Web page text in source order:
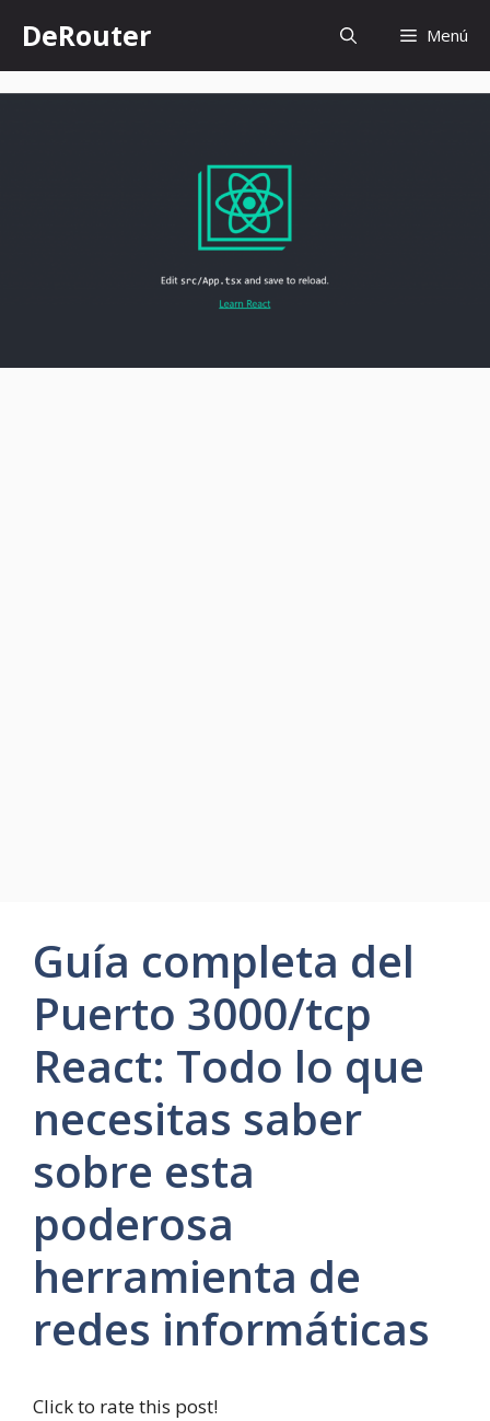
contenido
DeRouter Menú
Guía completa del
Puerto 3000/tcp
React: Todo lo que
necesitas saber
sobre esta
poderosa
herramienta de
redes informáticas
Click to rate this post!